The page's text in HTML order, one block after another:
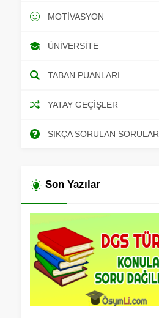
MOTIVASYON
ÜNIVERSITE
TABAN PUANLARI
YATAY GEÇIŞLER
SIKÇA SORULAN SORULAR
Son Yazılar